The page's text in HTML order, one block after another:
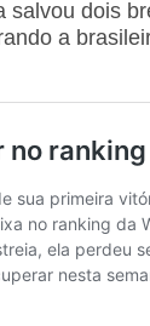
dois
a